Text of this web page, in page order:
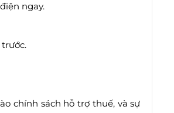
ngay.
trước.
chính sách hỗ trợ thuế, và sự